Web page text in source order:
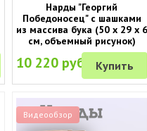
Нарды "Георгий
Победоносец" с шашками
из массива бука (50 x 29 x 6
см, объемный рисунок)
10 220 руб. Купить
Видеообзор